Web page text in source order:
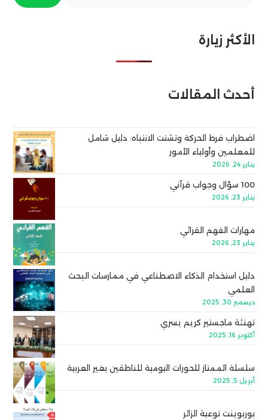
الأكثر زيارة
أحدث المقالات
اضطراب فرط الحركة وتشتت الانتباه: دليل شامل
للمعلمين وأولياء الأمور
يناير 24, 2026
100 سؤال وجواب قرآني
يناير 23, 2026
مهارات الفهم القرائي
يناير 23, 2026
دليل استخدام الذكاء الاصطناعي في ممارسات البحث
العلمي
ديسمبر 30, 2025
تهنئة ماجستير كريم يسري
أكتوبر 16, 2025
سلسلة الممتاز للحورات اليومية للناطقين بغير العربية
أبريل 5, 2025
بوربوينت توعية الزائر